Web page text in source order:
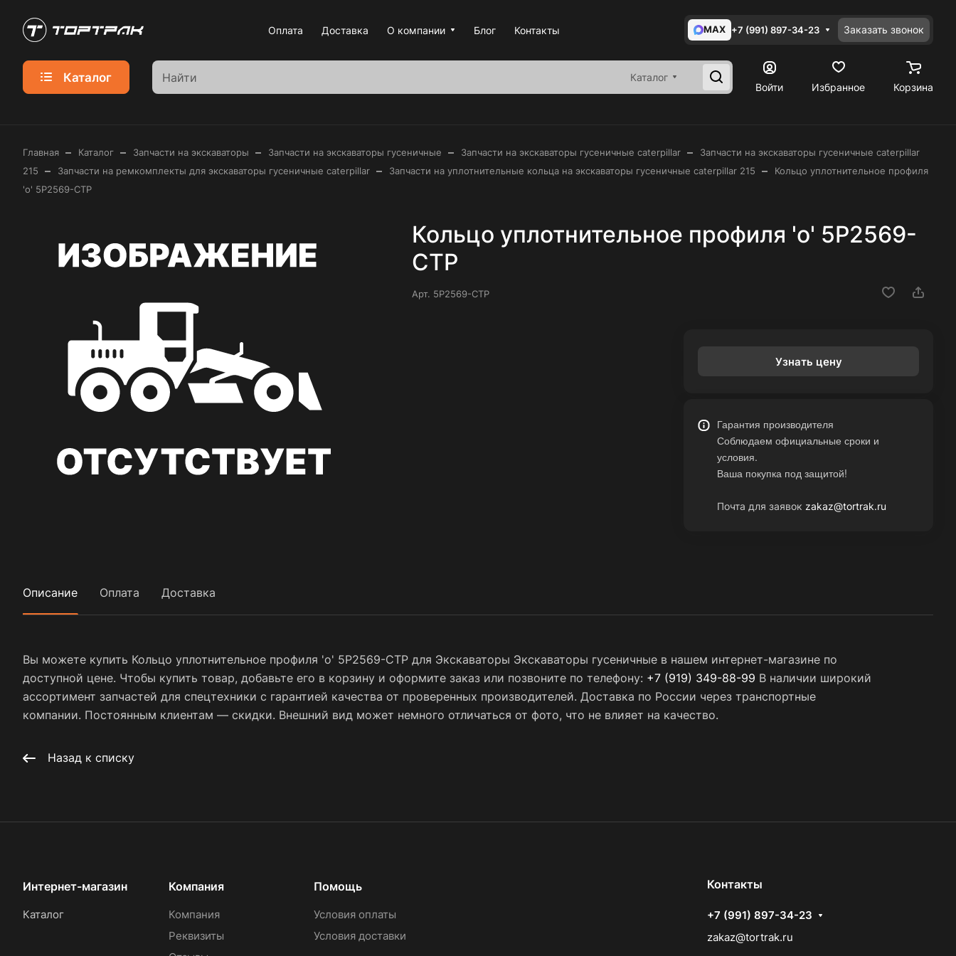
Оплата Доставка О компании Блог Контакты MAX +7 (991) 897-34-23 Заказать звонок
Каталог
Каталог
Войти
Избранное Корзина
Главная – Каталог – Запчасти на экскаваторы – Запчасти на экскаваторы гусеничные – Запчасти на экскаваторы гусеничные caterpillar –
Запчасти на экскаваторы гусеничные caterpillar
215
– Запчасти на ремкомплекты для экскаваторы гусеничные caterpillar – Запчасти на уплотнительные кольца на экскаваторы гусеничные caterpillar 215 –
Кольцо уплотнительное профиля
'o' 5P2569-CTP
Кольцо уплотнительное профиля 'o' 5P2569-
CTP
Арт. 5P2569-CTP
Узнать цену
Гарантия производителя
Соблюдаем официальные сроки и
условия.
Ваша покупка под защитой!
Почта для заявок zakaz@tortrak.ru
Описание Оплата Доставка
Вы можете купить Кольцо уплотнительное профиля 'o' 5P2569-CTP для Экскаваторы Экскаваторы гусеничные в нашем интернет-магазине по
доступной цене. Чтобы купить товар, добавьте его в корзину и оформите заказ или позвоните по телефону: +7 (919) 349-88-99 В наличии широкий
ассортимент запчастей для спецтехники с гарантией качества от проверенных производителей. Доставка по России через транспортные
компании. Постоянным клиентам — скидки. Внешний вид может немного отличаться от фото, что не влияет на качество.
Назад к списку
Интернет-магазин
Каталог
Компания
Компания
Реквизиты
Помощь
Условия оплаты
Условия доставки
Контакты
+7 (991) 897-34-23
zakaz@tortrak.ru